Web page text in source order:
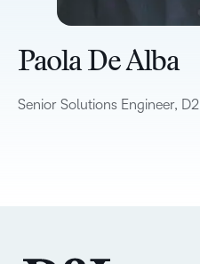
Paola De Alba
Senior Solutions Engineer, D2L